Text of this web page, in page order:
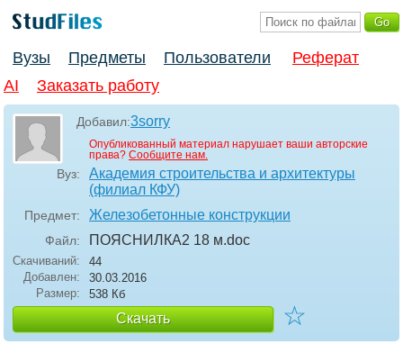
Вузы Предметы Пользователи
Реферат
AI
Заказать работу
Добавил:3sorry
Опубликованный материал нарушает ваши авторские
права? Сообщите нам.
Вуз:
Академия строительства и архитектуры
(филиал КФУ)
Предмет: Железобетонные конструкции
Файл: ПОЯСНИЛКА2 18 м.doc
Скачиваний:
44
Добавлен:
30.03.2016
Размер:
538 Кб
Скачать ☆